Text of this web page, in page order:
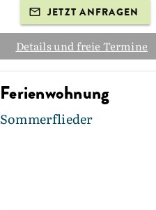
JETZT ANFRAGEN
Details und freie Termine
Ferienwohnung
Sommerflieder